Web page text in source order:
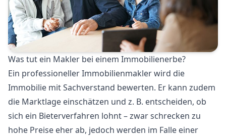
Was tut ein Makler bei einem Immobilienerbe?
Ein professioneller Immobilienmakler wird die
Immobilie mit Sachverstand bewerten. Er kann zudem
die Marktlage einschätzen und z. B. entscheiden, ob
sich ein Bieterverfahren lohnt – zwar schrecken zu
hohe Preise eher ab, jedoch werden im Falle einer